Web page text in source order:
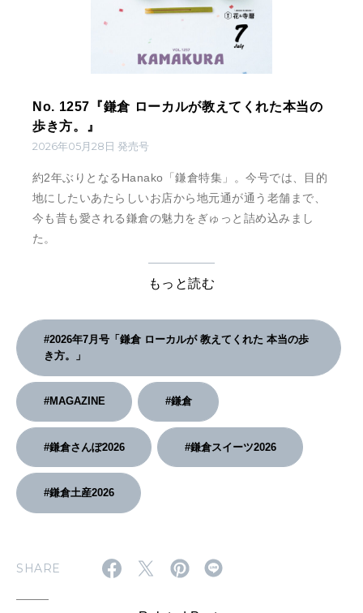
No. 1257『鎌倉 ローカルが教えてくれた本当の
歩き方。』
2026年05月28日 発売号
約2年ぶりとなるHanako「鎌倉特集」。今号では、目的
地にしたいあたらしいお店から地元通が通う老舗まで、
今も昔も愛される鎌倉の魅力をぎゅっと詰め込みまし
た。
もっと読む
#2026年7月号「鎌倉 ローカルが 教えてくれた 本当の歩
き方。」
#MAGAZINE #鎌倉
#鎌倉さんぽ2026 #鎌倉スイーツ2026
#鎌倉土産2026
SHARE